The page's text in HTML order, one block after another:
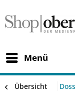
Menü
Übersicht